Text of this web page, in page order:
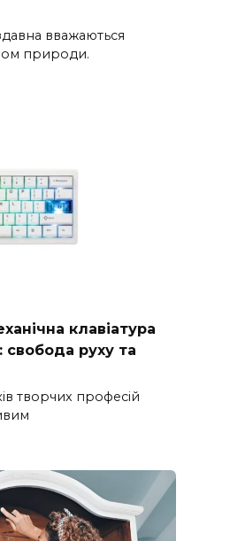
вважаються
природи.
клавіатура
свобода руху та
творчих професій